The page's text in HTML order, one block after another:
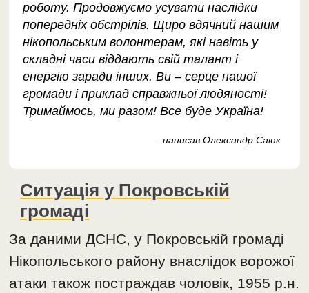
роботу. Продовжуємо усувати наслідки
попередніх обстрілів. Щиро вдячний нашим
нікопольським волонтерам, які навіть у
складні часи віддають свій талант і
енергію заради інших. Ви – серце нашої
громади і приклад справжньої людяності!
Тримаймось, ми разом! Все буде Україна!
– написав Олександр Саюк
Ситуація у Покровській
громаді
За даними ДСНС, у Покровській громаді
Нікопольського району внаслідок ворожої
атаки також постраждав чоловік, 1955 р.н.